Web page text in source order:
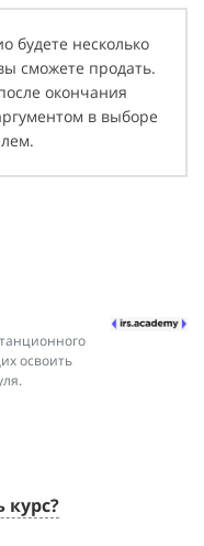
будете несколько
сможете продать.
окончания
в выборе
освоить
курс?